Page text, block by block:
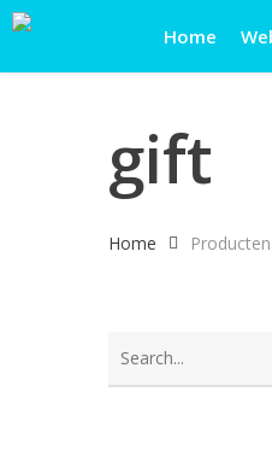
Skip
main
Home
gift
Home